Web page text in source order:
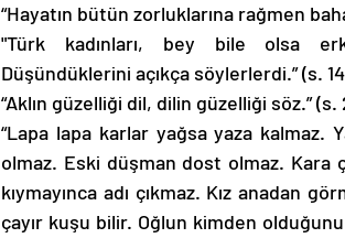
“Hayatın bütün zorluklarına rağmen
"Türk kadınları, bey bile olsa
Düşündüklerini açıkça söylerlerdi.” (s.
“Aklın güzelliği dil, dilin güzelliği söz.” (s.
“Lapa lapa karlar yağsa yaza kalmaz.
olmaz. Eski düşman dost olmaz. Kara
kıymayınca adı çıkmaz. Kız anadan
çayır kuşu bilir. Oğlun kimden